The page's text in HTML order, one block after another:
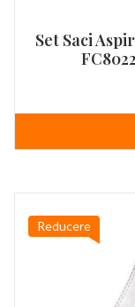
Set Saci
Reducere